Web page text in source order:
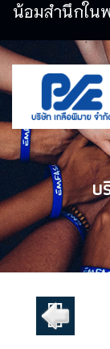
น้อมสำนึกใ
บ